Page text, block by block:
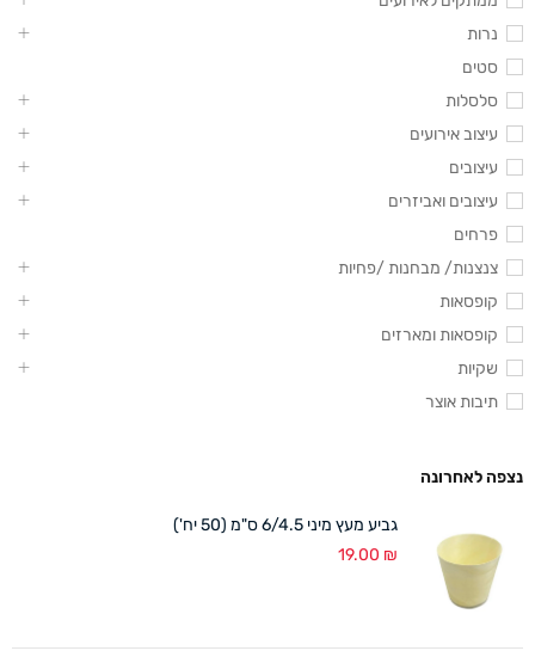
נרות
סטים
סלסלות
עיצוב אירועים
עיצובים
עיצובים ואביזרים
פרחים
צנצנות/ מבחנות /פחיות
קופסאות
קופסאות ומארזים
שקיות
תיבות אוצר
נצפה לאחרונה
גביע מעץ מיני 6/4.5 ס"מ (50 יח')
19.00 ₪